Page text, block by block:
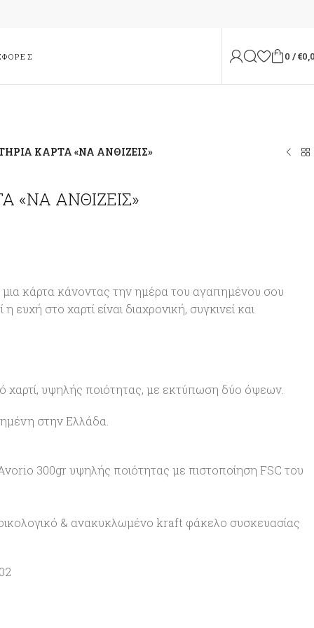
0 /€
ΚΑΡΤΑ «ΝΑ ΑΝΘΙΖΕΙΣ»
«ΝΑ ΑΝΘΙΖΕΙΣ»
μια κάρτα κάνοντας την ημέρα του αγαπημένου σου
ευχή στο χαρτί είναι διαχρονική, συγκινεί και
χαρτί, υψηλής ποιότητας, με εκτύπωση δύο όψεων.
στην Ελλάδα.
300gr υψηλής ποιότητας με πιστοποίηση FSC του
οικολογικό & ανακυκλωμένο kraft φάκελο συσκευασίας